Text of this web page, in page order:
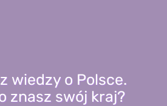
wiedzy o Polsce.
znasz swój kraj?